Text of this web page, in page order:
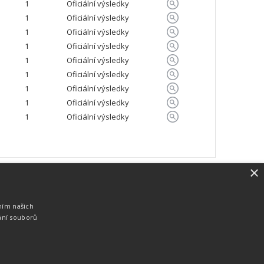
1
Oficiální výsledky
1
Oficiální výsledky
1
Oficiální výsledky
1
Oficiální výsledky
1
Oficiální výsledky
1
Oficiální výsledky
1
Oficiální výsledky
1
Oficiální výsledky
1 Oficiální výsledky
zakázku. Lze online publikovat výsledky
×
našich
souborů